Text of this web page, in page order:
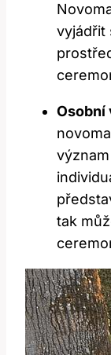
vyjádřit
Osobní
tak